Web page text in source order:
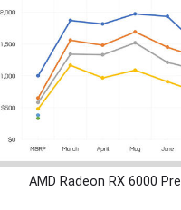
AMD Radeon RX 6000